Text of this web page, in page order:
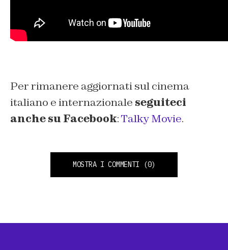
Per rimanere aggiornati sul cinema
italiano e internazionale seguiteci
anche su Facebook:Talky Movie.
MOSTRA I COMMENTI (0)